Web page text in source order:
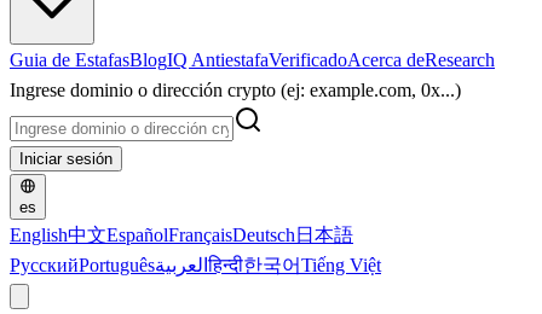
Guia de EstafasBlogIQ AntiestafaVerificadoAcerca deResearch
Ingrese dominio o dirección crypto (ej: example.com, 0x...)
Iniciar sesión
es
English中文EspañolFrançaisDeutsch 日本語
РусскийPortuguêsالعربيةहिन्दी한국어Tiếng Việt